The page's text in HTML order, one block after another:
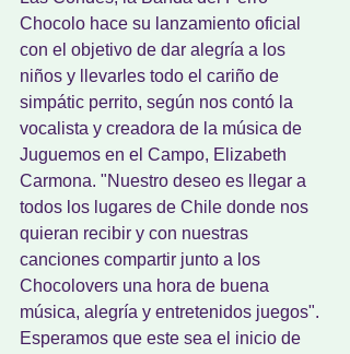
Chocolo hace su lanzamiento oficial
con el objetivo de dar alegría a los
niños y llevarles todo el cariño de
simpátic perrito, según nos contó la
vocalista y creadora de la música de
Juguemos en el Campo, Elizabeth
Carmona. "Nuestro deseo es llegar a
todos los lugares de Chile donde nos
quieran recibir y con nuestras
canciones compartir junto a los
Chocolovers una hora de buena
música, alegría y entretenidos juegos".
Esperamos que este sea el inicio de